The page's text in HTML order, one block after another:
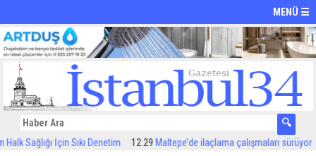
MENÜ ☰
Sağlığı İçin Sıkı Denetim 12:29Maltepe’de ilaçlama çalışmaları sürüyor